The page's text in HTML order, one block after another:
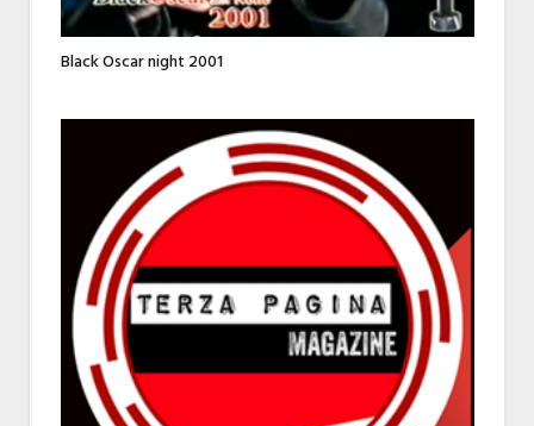
Black Oscar night 2001